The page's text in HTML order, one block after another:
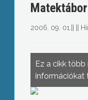
Matektábor
2006. 09. 01.
Ez a cikk
információkat